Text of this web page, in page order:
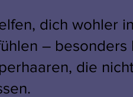
dich wohler in
– besonders
die